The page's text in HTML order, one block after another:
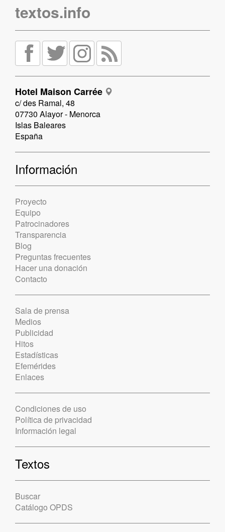
textos.info
Hotel Maison Carrée
c/ des Ramal, 48
07730 Alayor - Menorca
Islas Baleares
España
Información
Proyecto
Equipo
Patrocinadores
Transparencia
Blog
Preguntas frecuentes
Hacer una donación
Contacto
Sala de prensa
Medios
Publicidad
Hitos
Estadísticas
Efemérides
Enlaces
Condiciones de uso
Política de privacidad
Información legal
Textos
Buscar
Catálogo OPDS